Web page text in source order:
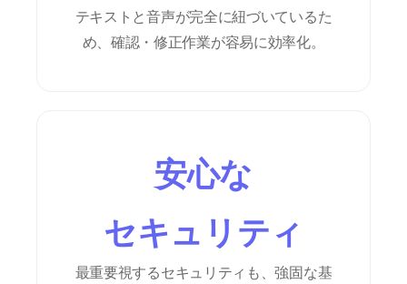
テキストと音声が完全に紐づいているた
め、確認・修正作業が容易に効率化。
安心な
セキュリティ
最重要視するセキュリティも、強固な基